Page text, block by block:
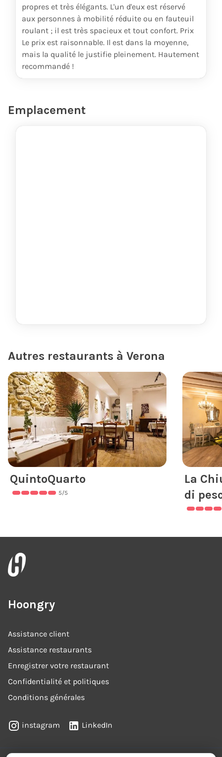
propres et très élégants. L'un d'eux est réservé
aux personnes à mobilité réduite ou en fauteuil
roulant ; il est très spacieux et tout confort. Prix
Le prix est raisonnable. Il est dans la moyenne,
mais la qualité le justifie pleinement. Hautement
recommandé !
Emplacement
Autres restaurants à Verona
QuintoQuarto
5/5
La
di
Hoongry
Assistance client
Assistance restaurants
Enregistrer votre restaurant
Confidentialité et politiques
Conditions générales
instagram LinkedIn